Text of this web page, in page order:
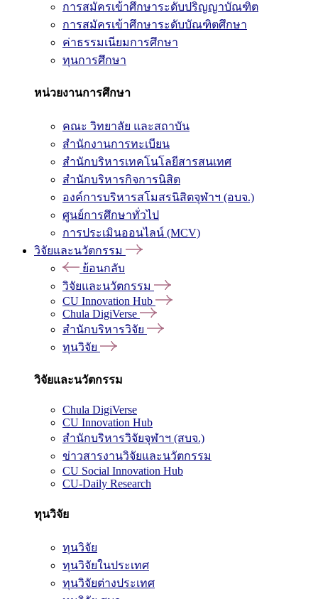
การสมัครเข้าศึกษาระดับปริญญาบัณฑิต
การสมัครเข้าศึกษาระดับบัณฑิตศึกษา
ค่าธรรมเนียมการศึกษา
ทุนการศึกษา
หน่วยงานการศึกษา
คณะ วิทยาลัย และสถาบัน
สำนักงานการทะเบียน
สำนักบริหารเทคโนโลยีสารสนเทศ
สำนักบริหารกิจการนิสิต
องค์การบริหารสโมสรนิสิตจุฬาฯ (อบจ.)
ศูนย์การศึกษาทั่วไป
การประเมินออนไลน์ (MCV)
วิจัยและนวัตกรรม
ย้อนกลับ
วิจัยและนวัตกรรม
CU Innovation Hub
Chula DigiVerse
สำนักบริหารวิจัย
ทุนวิจัย
วิจัยและนวัตกรรม
Chula DigiVerse
CU Innovation Hub
สำนักบริหารวิจัยจุฬาฯ (สบจ.)
ข่าวสารงานวิจัยและนวัตกรรม
CU Social Innovation Hub
CU-Daily Research
ทุนวิจัย
ทุนวิจัย
ทุนวิจัยในประเทศ
ทุนวิจัยต่างประเทศ